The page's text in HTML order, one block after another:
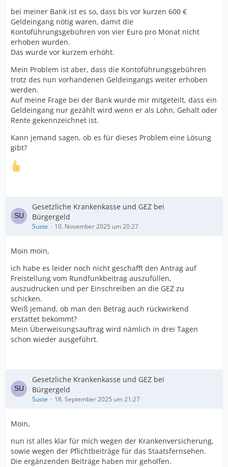
bei meiner Bank ist es so, dass bis vor kurzen 600 €
Geldeingang nötig waren, damit die
Kontoführungsgebühren von vier Euro pro Monat nicht
erhoben wurden.
Das wurde vor kurzem erhöht.
Mein Problem ist aber, dass die Kontoführungsgebühren
trotz des nun vorhandenen Geldeingangs weiter erhoben
werden.
Auf meine Frage bei der Bank wurde mir mitgeteilt, dass ein
Geldeingang nur gezählt wird wenn er als Lohn, Gehalt oder
Rente gekennzeichnet ist.
Kann jemand sagen, ob es für dieses Problem eine Lösung
gibt?
Gesetzliche Krankenkasse und GEZ bei
Bürgergeld
Suste 10. November 2025 um 20:27
Moin moin,
ich habe es leider noch nicht geschafft den Antrag auf
Freistellung vom Rundfunkbeitrag auszufüllen,
auszudrucken und per Einschreiben an die GEZ zu
schicken.
Weiß jemand, ob man den Betrag auch rückwirkend
erstattet bekommt?
Mein Überweisungsauftrag wird nämlich in drei Tagen
schon wieder ausgeführt.
Gesetzliche Krankenkasse und GEZ bei
Bürgergeld
Suste 18. September 2025 um 21:27
Moin,
nun ist alles klar für mich wegen der Krankenversicherung,
sowie wegen der Pflichtbeiträge für das Staatsfernsehen.
Die ergänzenden Beiträge haben mir geholfen.